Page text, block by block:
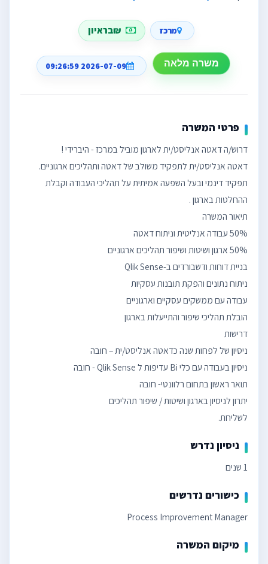
מרכז ₪בראיון
משרה מלאה 2026-07-09 09:26:59
פרטי המשרה
תפקיד דינמי ובעל השפעה אמיתית על תהליכי העבודה וקבלת
לשליחת.
ניסיון נדרש
1 שנים
כישורים נדרשים
Process Improvement Manager
מיקום המשרה